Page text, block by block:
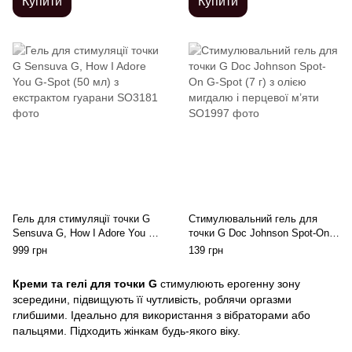
Гель для стимуляції точки G
Sensuva G, How I Adore You G-
Spot (50 мл) з екстрактом
999 грн
Стимулювальний гель для
точки G Doc Johnson Spot-On
G-Spot (7 г) з олією мигдалю і
139 грн
Креми та гелі для точки G стимулюють ерогенну зону
зсередини, підвищують її чутливість, роблячи оргазми
глибшими. Ідеально для використання з вібраторами або
пальцями. Підходить жінкам будь-якого віку.